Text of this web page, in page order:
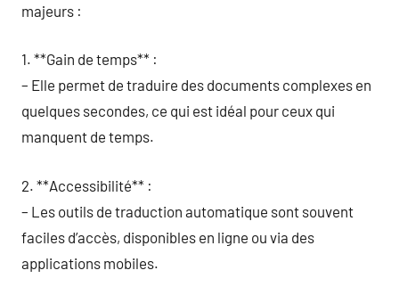
majeurs :
1. **Gain de temps** :
– Elle permet de traduire des documents complexes en
quelques secondes, ce qui est idéal pour ceux qui
manquent de temps.
2. **Accessibilité** :
– Les outils de traduction automatique sont souvent
faciles d’accès, disponibles en ligne ou via des
applications mobiles.